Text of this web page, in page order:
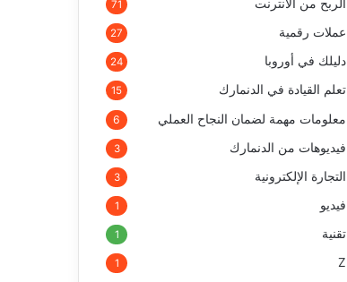
الربح من الأنترنت 71
عملات رقمية 27
دليلك في أوروبا 24
تعلم القيادة في الدنمارك 15
معلومات مهمة لضمان النجاح العملي 6
فيديوهات من الدنمارك 3
التجارة الإلكترونية 3
فيديو 1
تقنية 1
Z
1